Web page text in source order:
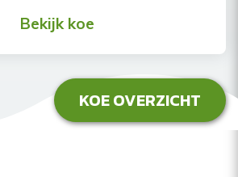
Bekijk koe
KOE OVERZICHT